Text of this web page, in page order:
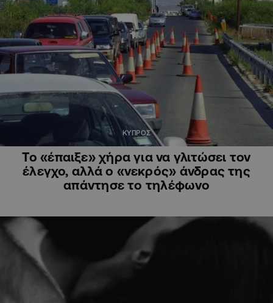
ΚΥΠΡΟΣ
Το «έπαιξε» χήρα για να γλιτώσει τον
έλεγχο, αλλά ο «νεκρός» άνδρας της
απάντησε το τηλέφωνο